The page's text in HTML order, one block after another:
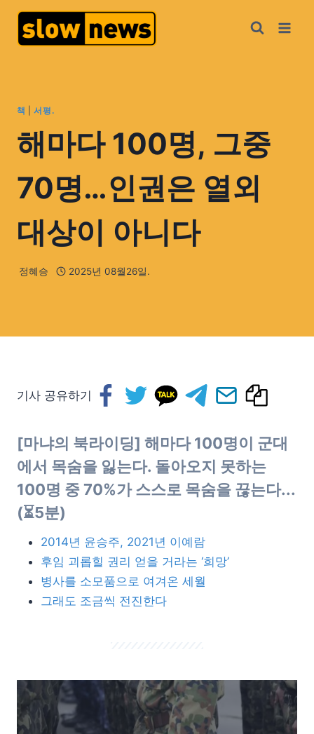
책 |서평.
해마다 100명, 그중
70명…인권은 열외
대상이 아니다
정혜승 2025년 08월26일.
기사 공유하기
[마냐의 북라이딩] 해마다 100명이 군대
에서 목숨을 잃는다. 돌아오지 못하는
100명 중 70%가 스스로 목숨을 끊는다...
(⏳5분)
2014년 윤승주, 2021년 이예람
후임 괴롭힐 권리 얻을 거라는 ‘희망’
병사를 소모품으로 여겨온 세월
그래도 조금씩 전진한다